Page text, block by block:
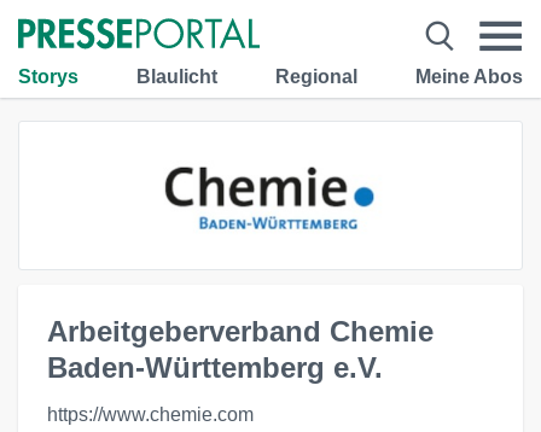
Storys Blaulicht Regional Meine Abos
Arbeitgeberverband Chemie
Baden-Württemberg e.V.
https://www.chemie.com